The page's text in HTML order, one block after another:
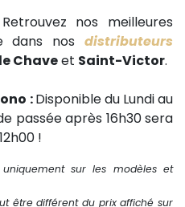
Retrouvez nos meilleures
dans nos distributeurs
Chaveet Saint-Victor.
:Disponible du Lundi au
passée après 16h30 sera
!
sur les modèles et
être différent du prix affiché sur